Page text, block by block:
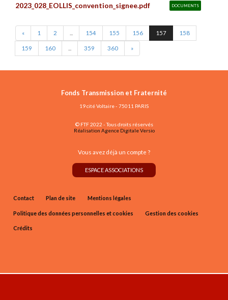
DOCUMENTS
2023_028_EOLLIS_convention_signee.pdf
« 1 2 154 155 156 157 158
159 160 359 360 »
Fonds Transmission et Fraternité
19 cité Voltaire - 75011 PARIS
© FTF 2022 - Tous droits réservés
Réalisation Agence Digitale Versio
Vous avez déjà un compte ?
ESPACE ASSOCIATIONS
Contact Plan de site Mentions légales
Politique des données personnelles et cookies Gestion des cookies
Crédits